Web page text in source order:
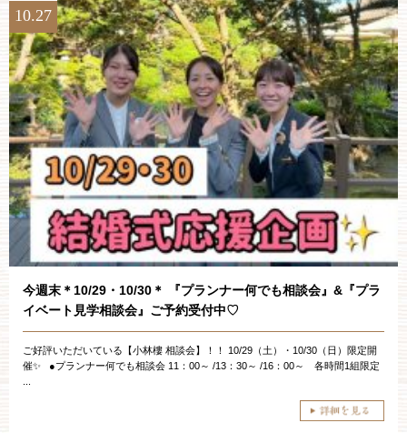
10.27
今週末＊10/29・10/30＊ 『プランナー何でも相談会』&『プラ
イベート見学相談会』ご予約受付中♡
ご好評いただいている【小林樓 相談会】！！ 10/29（土）・10/30（日）限定開
催✨ ●プランナー何でも相談会 11：00～ /13：30～ /16：00～ 各時間1組限定